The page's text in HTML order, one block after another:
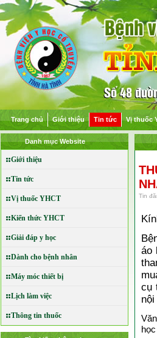
Trang chủ Giới thiệu Tin tức Vị thuốc
Danh mục Website
Giới thiệu
Tin tức
Vị thuốc YHCT
Kiến thức YHCT
Giải đáp y học
Dành cho bệnh nhân
Máy móc thiết bị
Lịch làm việc
Thông tin thuốc
Tin
áo
cụ